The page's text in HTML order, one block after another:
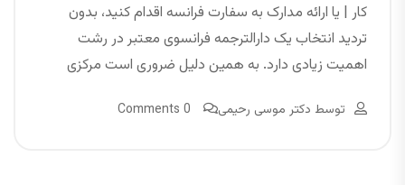
کار | یا ارائه مدارک به سفارت فرانسه اقدام کنید، بدون
تردید انتخاب یک دارالترجمه فرانسوی معتبر در رشت
اهمیت زیادی دارد. به همین دلیل ضروری است مرکزی
توسط دکتر موسی رحیمی 0 Comments